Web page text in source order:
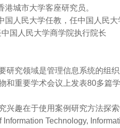
港城市大学客座研究员。
国人民大学任教，任中国人民大
国人民大学商学院执行院长
研究领域是管理信息系统的组
和重要学术会议上发表80多篇
兴趣在于使用案例研究方法探
Information Technology,